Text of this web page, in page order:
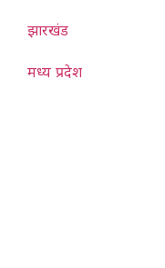
झारखंड
मध्य प्रदेश